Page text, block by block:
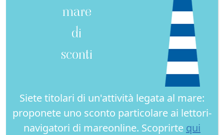
mare
di
sconti
Siete titolari di un'attività legata al mare:
proponete uno sconto particolare ai lettori-
navigatori di mareonline. Scoprirte qui